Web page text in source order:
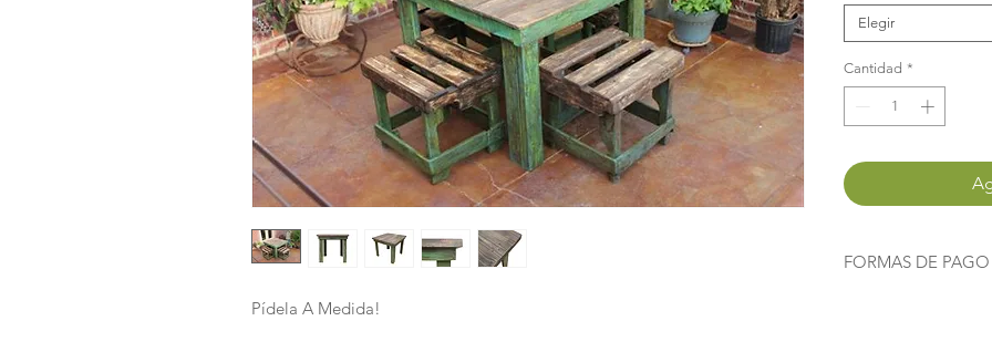
Pídela A Medida!
Elegir
Cantidad *
FORMAS DE PAGO